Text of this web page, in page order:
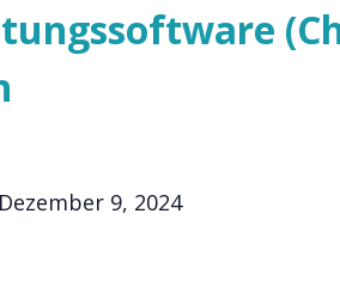
Dezember 9, 2024